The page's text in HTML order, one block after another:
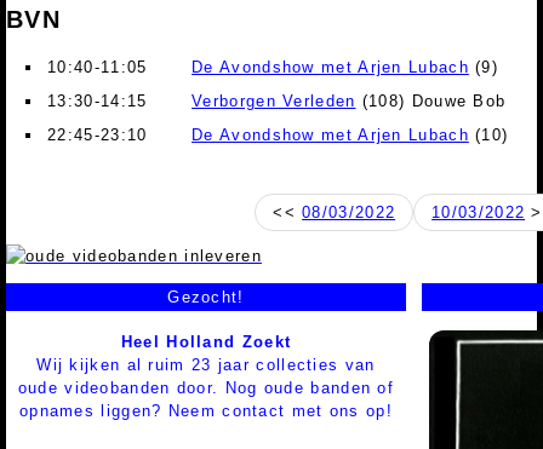
BVN
10:40-11:05 De Avondshow met Arjen Lubach (9)
13:30-14:15
Verborgen Verleden (108) Douwe Bob
22:45-23:10
De Avondshow met Arjen Lubach (10)
<<08/03/2022 10/03/2022
Gezocht!
Heel Holland Zoekt
Wij kijken al ruim 23 jaar collecties van
oude videobanden door. Nog oude banden of
opnames liggen? Neem contact met ons op!